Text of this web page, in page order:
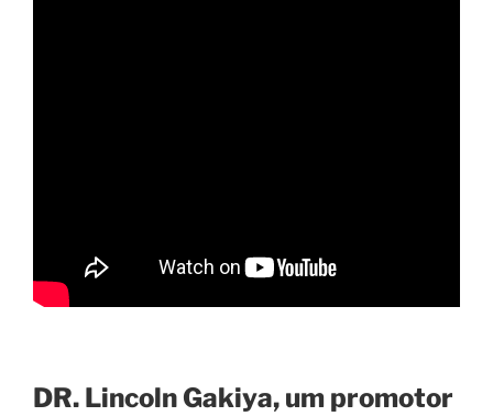
DR. Lincoln Gakiya, um promotor